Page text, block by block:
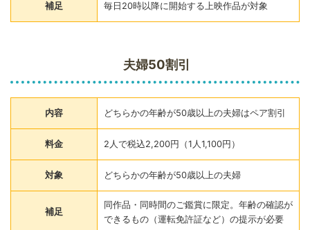
補足 毎日20時以降に開始する上映作品が対象
夫婦50割引
内容 どちらかの年齢が50歳以上の夫婦はペア割引
料金 2人で税込2,200円（1人1,100円）
対象 どちらかの年齢が50歳以上の夫婦
補足
同作品・同時間のご鑑賞に限定。年齢の確認が
できるもの（運転免許証など）の提示が必要